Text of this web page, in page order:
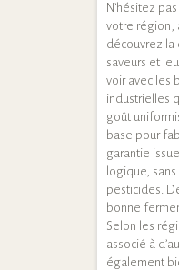
N’hésitez
votre région,
découvrez la
saveurs et
voir avec les
industrielles
goût
base pour
garantie
logique,
pesticides.
bonne
Selon les
associé à
également